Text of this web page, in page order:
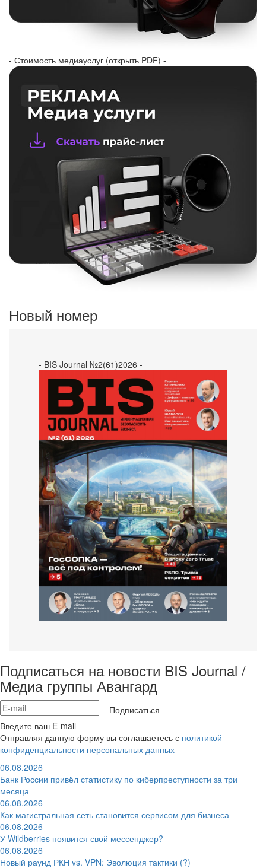
- Стоимость медиауслуг (открыть PDF) -
Новый номер
- BIS Journal №2(61)2026 -
Подписаться на новости BIS Journal /
Медиа группы Авангард
Подписаться
Введите ваш E-mail
Отправляя данную форму вы соглашаетесь с политикой
конфиденциальности персональных данных
06.08.2026
Банк России привёл статистику по киберпреступности за три
месяца
06.08.2026
Как магистральная сеть становится сервисом для бизнеса
06.08.2026
У Wildberries появится свой мессенджер?
06.08.2026
Новый раунд РКН vs. VPN: Эволюция тактики (?)